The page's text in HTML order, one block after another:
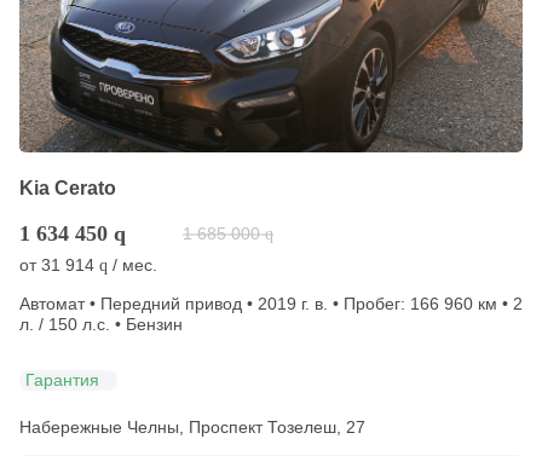
Kia Cerato
1 634 450 q 1 685 000 q
от31 914 q / мес.
Автомат • Передний привод • 2019 г. в. • Пробег: 166 960 км • 2
л. / 150 л.с. • Бензин
Гарантия
Набережные Челны, Проспект Тозелеш, 27